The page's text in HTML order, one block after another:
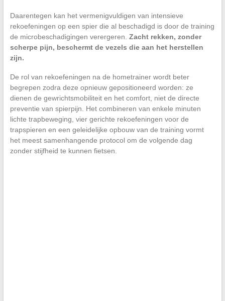
Daarentegen kan het vermenigvuldigen van intensieve
rekoefeningen op een spier die al beschadigd is door de training
de microbeschadigingen verergeren. Zacht rekken, zonder
scherpe pijn, beschermt de vezels die aan het herstellen
zijn.
De rol van rekoefeningen na de hometrainer wordt beter
begrepen zodra deze opnieuw gepositioneerd worden: ze
dienen de gewrichtsmobiliteit en het comfort, niet de directe
preventie van spierpijn. Het combineren van enkele minuten
lichte trapbeweging, vier gerichte rekoefeningen voor de
trapspieren en een geleidelijke opbouw van de training vormt
het meest samenhangende protocol om de volgende dag
zonder stijfheid te kunnen fietsen.